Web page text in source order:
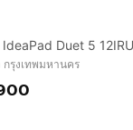
กรุงเทพมหานคร